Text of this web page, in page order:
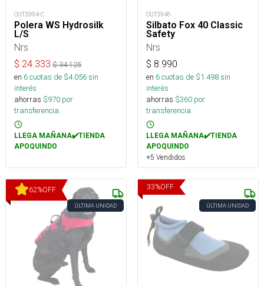
OUT3994-C
Polera WS Hydrosilk
L/S
Nrs
$ 24.333 $34.125
en 6cuotas de $4.056sin
interés
ahorras $970 por
transferencia.
LLEGA MAÑANA✔️TIENDA
APOQUINDO
OUT3946
Silbato Fox 40 Classic
Safety
Nrs
$ 8.990
en 6cuotas de $1.498sin
interés
ahorras $360 por
transferencia.
LLEGA MAÑANA✔️TIENDA
APOQUINDO
+5 Vendidos
62%OFF
ÚLTIMA UNIDAD
33%OFF
ÚLTIMA UNIDAD